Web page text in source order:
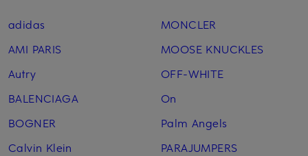
adidas
AMI PARIS
Autry
BALENCIAGA
BOGNER
Calvin Klein
MONCLER
MOOSE KNUCKLES
OFF-WHITE
On
Palm Angels
PARAJUMPERS